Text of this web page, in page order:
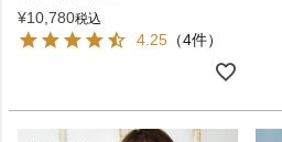
¥10,780税込
4.25 （4件）